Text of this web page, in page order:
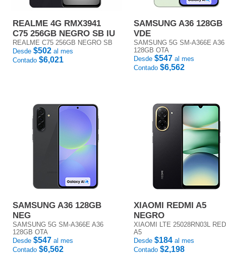
REALME 4G RMX3941
C75 256GB NEGRO SB IU
REALME C75 256GB NEGRO SB
Desde $502 al mes
Contado $6,021
SAMSUNG A36 128GB
VDE
SAMSUNG 5G SM-A366E A36
128GB OTA
Desde $547 al mes
Contado $6,562
SAMSUNG A36 128GB
NEG
SAMSUNG 5G SM-A366E A36
128GB OTA
Desde $547 al mes
Contado $6,562
XIAOMI REDMI A5
NEGRO
XIAOMI LTE 25028RN03L
A5
Desde $184 al mes
Contado $2,198